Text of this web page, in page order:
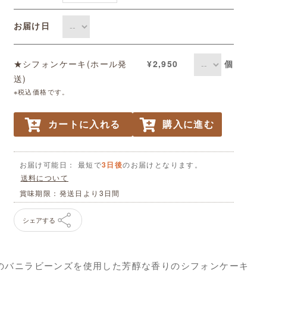
お届け日
★シフォンケーキ(ホール発
送)
¥2,950 個
※税込価格です。
カートに入れる 購入に進む
お届け可能日： 最短で3日後のお届けとなります。
送料について
賞味期限：発送日より3日間
シェアする
ニラビーンズを使用した芳醇な香りのシフォンケーキ